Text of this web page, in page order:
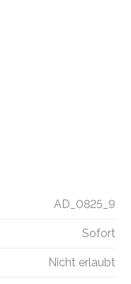
AD_0825_9
Sofort
Nicht erlaubt